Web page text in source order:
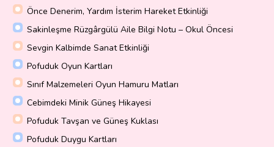
Önce Denerim, Yardım İsterim Hareket Etkinliği
Sakinleşme Rüzgârgülü Aile Bilgi Notu – Okul Öncesi
Sevgin Kalbimde Sanat Etkinliği
Pofuduk Oyun Kartları
Sınıf Malzemeleri Oyun Hamuru Matları
Cebimdeki Minik Güneş Hikayesi
Pofuduk Tavşan ve Güneş Kuklası
Pofuduk Duygu Kartları